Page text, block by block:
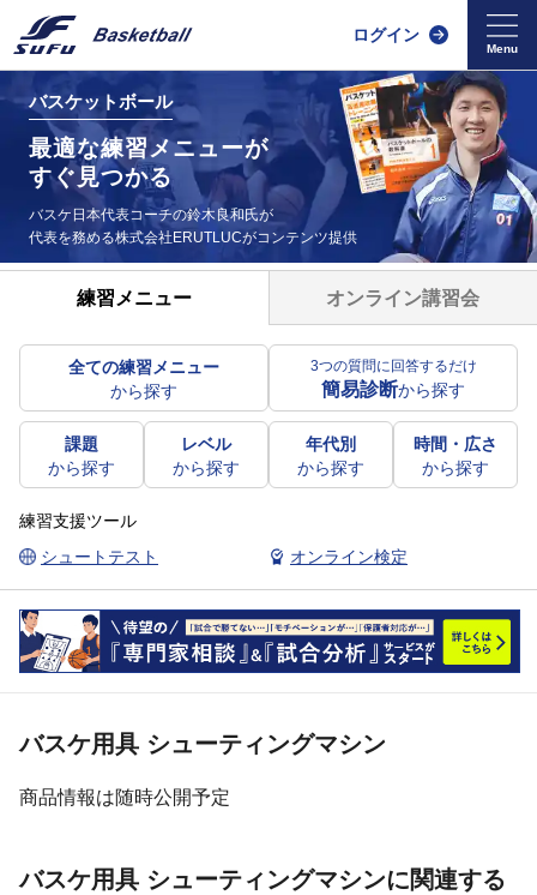
ログイン
バスケットボール
最適な練習メニューが
すぐ見つかる
バスケ日本代表コーチの鈴木良和氏が
代表を務める株式会社ERUTLUCがコンテンツ提供
練習メニュー オンライン講習会
全ての練習メニュー
から探す
3つの質問に回答するだけ
簡易診断から探す
課題
から探す
レベル
から探す
年代別
から探す
時間・広さ
から探す
練習支援ツール
シュートテスト
オンライン検定
バスケ用具 シューティングマシン
商品情報は随時公開予定
バスケ用具 シューティングマシンに関連する